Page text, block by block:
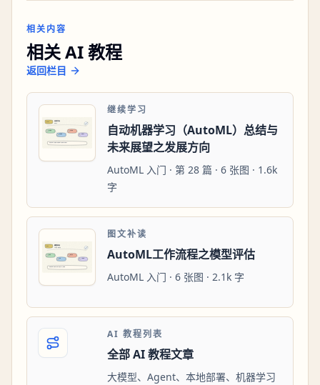
相关内容
相关 AI 教程
返回栏目
继续学习
自动机器学习（AutoML）总结与
未来展望之发展方向
AutoML 入门 · 第 28 篇 · 6 张图 · 1.6k
字
图文补读
AutoML工作流程之模型评估
AutoML 入门 · 6 张图 · 2.1k 字
AI 教程列表
全部 AI 教程文章
大模型、Agent、本地部署、机器学习